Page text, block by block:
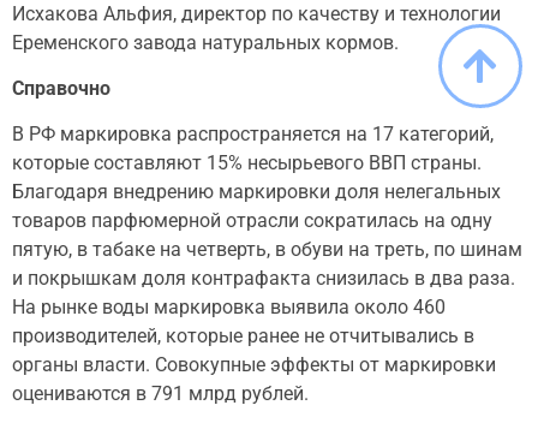
Исхакова Альфия, директор по качеству и технологии
Еременского завода натуральных кормов.
Справочно
В РФ маркировка распространяется на 17 категорий,
которые составляют 15% несырьевого ВВП страны.
Благодаря внедрению маркировки доля нелегальных
товаров парфюмерной отрасли сократилась на одну
пятую, в табаке на четверть, в обуви на треть, по шинам
и покрышкам доля контрафакта снизилась в два раза.
На рынке воды маркировка выявила около 460
производителей, которые ранее не отчитывались в
органы власти. Совокупные эффекты от маркировки
оцениваются в 791 млрд рублей.